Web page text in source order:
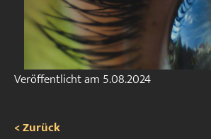
Veröffentlicht am 5.08.2024
< Zurück